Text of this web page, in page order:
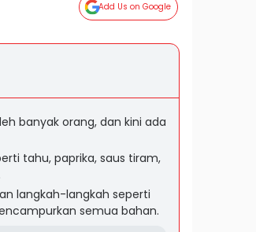
Add Us on Google
banyak orang, dan kini ada
tahu, paprika, saus tiram,
langkah-langkah seperti
semua bahan.